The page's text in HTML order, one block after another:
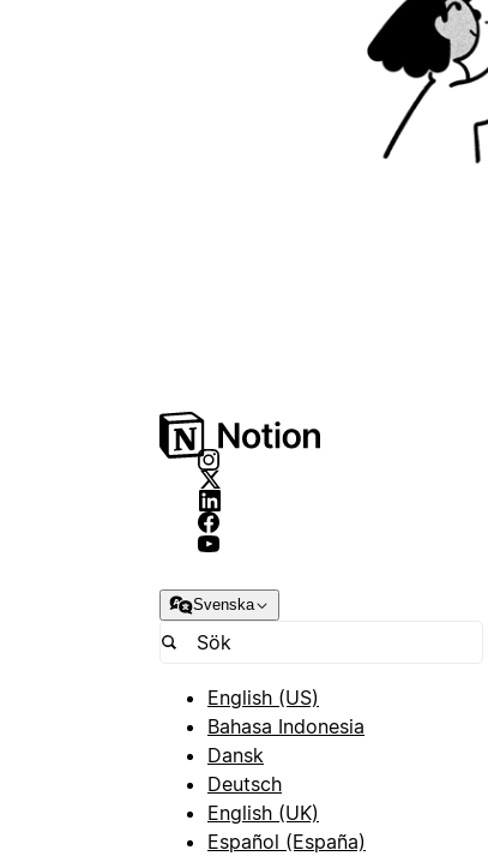
Svenska
English (US)
Bahasa Indonesia
Dansk
Deutsch
English (UK)
Español (España)